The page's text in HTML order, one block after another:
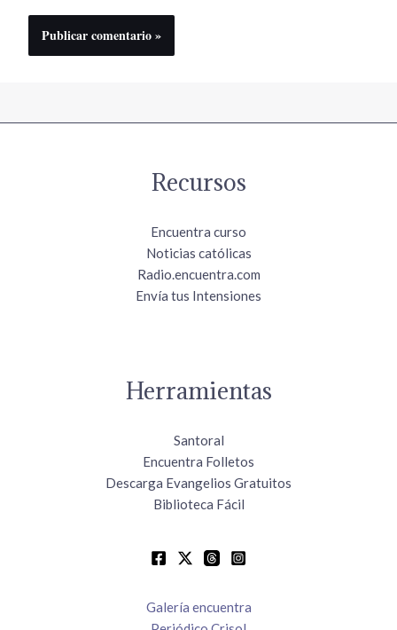
Recursos
Encuentra curso
Noticias católicas
Radio.encuentra.com
Envía tus Intensiones
Herramientas
Santoral
Encuentra Folletos
Descarga Evangelios Gratuitos
Biblioteca Fácil
Galería encuentra